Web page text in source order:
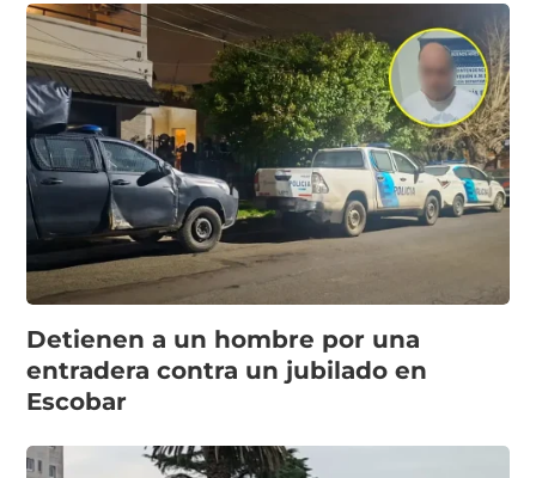
Detienen a un hombre por una
entradera contra un jubilado en
Escobar